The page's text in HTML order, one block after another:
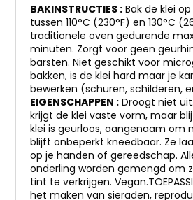
BAKINSTRUCTIES : Bak de klei
tussen 110°C (230°F) en 130°C
traditionele oven gedurende
minuten. Zorgt voor geen
barsten. Niet geschikt voor
bakken, is de klei hard maar je
bewerken (schuren, schilderen,
EIGENSCHAPPEN : Droogt niet
krijgt de klei vaste vorm, maar
klei is geurloos, aangenaam om
blijft onbeperkt kneedbaar. Ze
op je handen of gereedschap.
onderling worden gemengd om
tint te verkrijgen.
het maken van sieraden,